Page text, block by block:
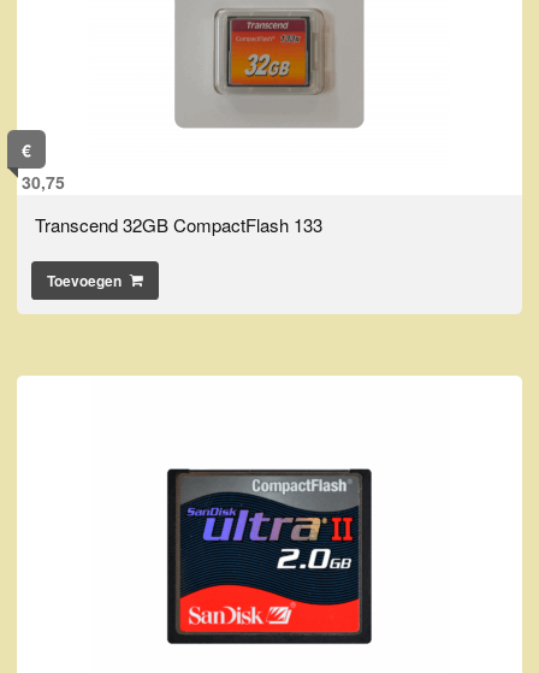
€
30,75
Transcend 32GB CompactFlash 133
Toevoegen